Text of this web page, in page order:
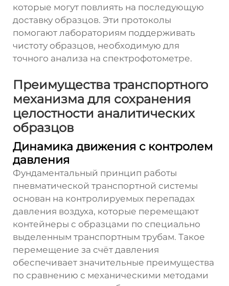
которые могут повлиять на последующую
доставку образцов. Эти протоколы
помогают лабораториям поддерживать
чистоту образцов, необходимую для
точного анализа на спектрофотометре.
Преимущества транспортного
механизма для сохранения
целостности аналитических
образцов
Динамика движения с контролем
давления
Фундаментальный принцип работы
пневматической транспортной системы
основан на контролируемых перепадах
давления воздуха, которые перемещают
контейнеры с образцами по специально
выделенным транспортным трубам. Такое
перемещение за счёт давления
обеспечивает значительные преимущества
по сравнению с механическими методами